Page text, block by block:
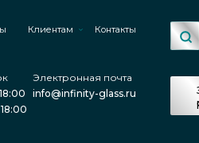
Клиентам Контакты
Электронная почта
info@infinity-glass.ru